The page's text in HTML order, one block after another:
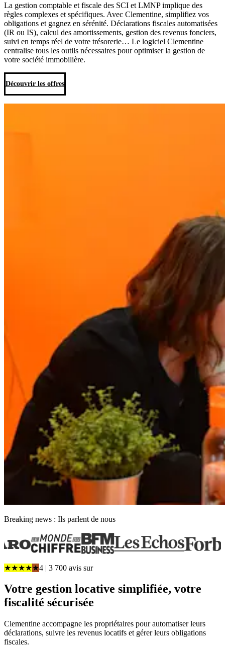
La gestion comptable et fiscale des SCI et LMNP implique des
règles complexes et spécifiques. Avec Clementine, simplifiez vos
obligations et gagnez en sérénité. Déclarations fiscales automatisées
(IR ou IS), calcul des amortissements, gestion des revenus fonciers,
suivi en temps réel de votre trésorerie… Le logiciel Clementine
centralise tous les outils nécessaires pour optimiser la gestion de
votre société immobilière.
Découvrir les offres
Breaking news : Ils parlent de nous
★★★★★4 | 3 700 avis sur
Votre gestion locative simplifiée, votre
fiscalité sécurisée
Clementine accompagne les propriétaires pour automatiser leurs
déclarations, suivre les revenus locatifs et gérer leurs obligations
fiscales.